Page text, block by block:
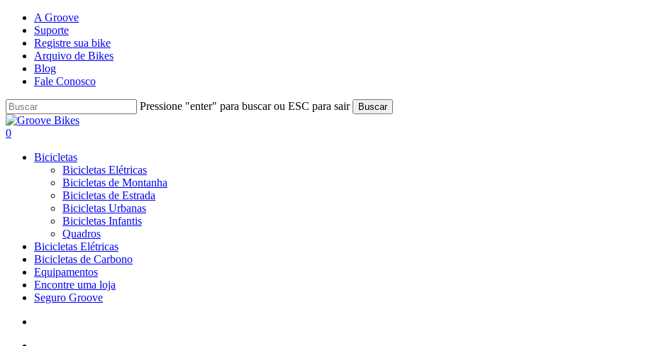
Skip
main
content
A Groove
Suporte
Registre sua bike
Arquivo de Bikes
Blog
Fale Conosco
Pressione "enter" para buscar ou ESC para sair Buscar
Close
Search
Buscar..
account
0
Bicicletas
Bicicletas Elétricas
Bicicletas de Montanha
Bicicletas de Estrada
Bicicletas Urbanas
Bicicletas Infantis
Quadros
Bicicletas Elétricas
Bicicletas de Carbono
Equipamentos
Encontre uma loja
Seguro Groove